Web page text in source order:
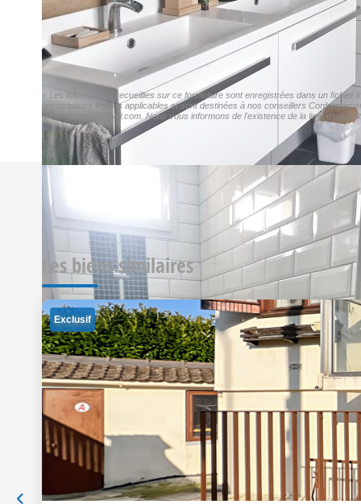
« Les informations recueillies sur ce formulaire sont enregistrées dans un
prescriptions légales applicables et sont destinées à nos conseillers
tavernyimmo@gmail.com. Nous vous informons de l'existence de la liste
Les biens similaires
Exclusif